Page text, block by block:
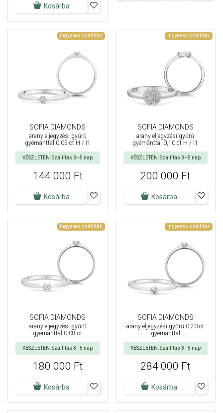
Kosárba
Ingyenes szállítás
SOFIA DIAMONDS
arany eljegyzési gyűrű
gyémánttal 0,05 ct H / I1
KÉSZLETEN: Szállítás 3–5 nap
144 000 Ft
Kosárba
Ingyenes szállítás
SOFIA DIAMONDS
arany eljegyzési gyűrű
gyémánttal 0,10 ct H / I1
KÉSZLETEN: Szállítás 3–5 nap
200 000 Ft
Kosárba
Ingyenes szállítás
SOFIA DIAMONDS
arany eljegyzési gyűrű
gyémánttal 0,08 ct
KÉSZLETEN: Szállítás 3–5 nap
180 000 Ft
Kosárba
Ingyenes szállítás
SOFIA DIAMONDS
arany eljegyzési gyűrű 0,20 ct
gyémánttal
KÉSZLETEN: Szállítás 3–5 nap
284 000 Ft
Kosárba